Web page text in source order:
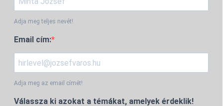
Adja meg teljes nevét!
Email cím:
Adja meg az email címét!
Válassza ki azokat a témákat, amelyek érdeklik!